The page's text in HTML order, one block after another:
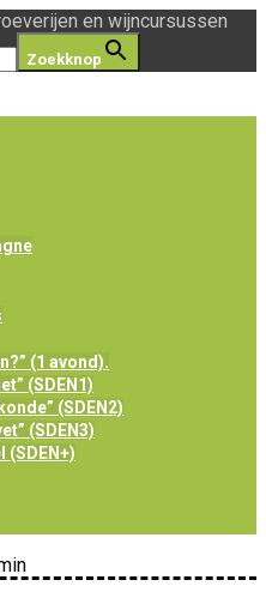
en wijncursussen
Zoekknop
(1 avond).
(SDEN1)
(SDEN2)
(SDEN3)
(SDEN+)